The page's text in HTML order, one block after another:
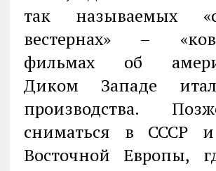
так называемых
вестернах» –
фильмах об
Диком Западе
производства.
сниматься в СССР и
Восточной Европы,